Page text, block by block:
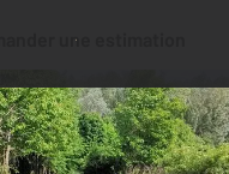
une estimation